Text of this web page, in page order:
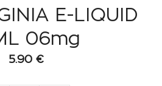
E-LIQUID
06mg
5.90 €